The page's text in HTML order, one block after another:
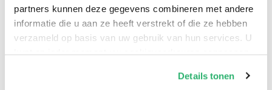
partners kunnen deze gegevens combineren met andere
informatie die u aan ze heeft verstrekt of die ze hebben
verzameld op basis van uw gebruik van hun services. U
kunt op ieder moment uw cookievoorkeuren aanpassen
Details tonen
Jickey Tuheteru-Traxelen Silvana Naipal